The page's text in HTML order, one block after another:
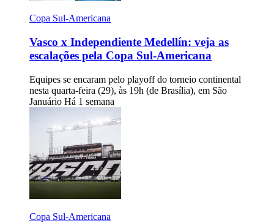
Copa Sul-Americana
Vasco x Independiente Medellín: veja as
escalações pela Copa Sul-Americana
Equipes se encaram pelo playoff do torneio continental
nesta quarta-feira (29), às 19h (de Brasília), em São
Januário Há 1 semana
Copa Sul-Americana